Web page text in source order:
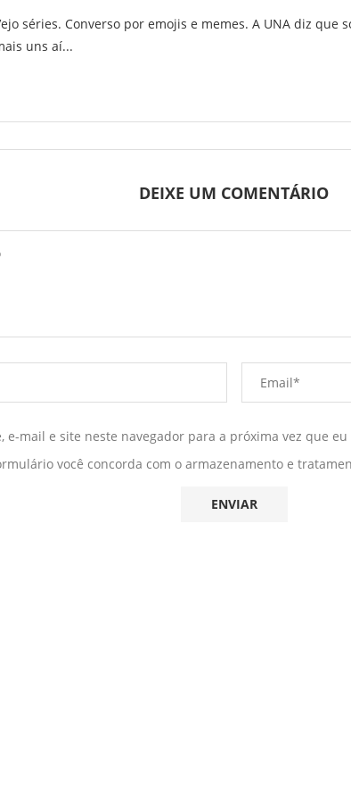
séries. Converso por emojis e memes. A UNA diz que
uns aí...
DEIXE UM COMENTÁRIO
e-mail e site neste navegador para a próxima vez que
você concorda com o armazenamento e